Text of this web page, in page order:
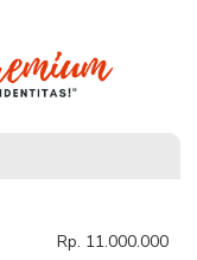
Rp. 11.000.000